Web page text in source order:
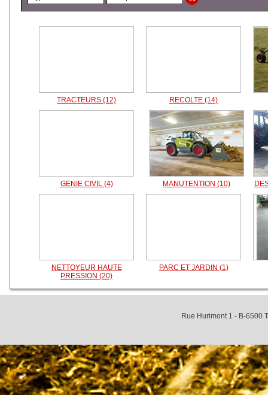
TRACTEURS (12) RECOLTE (14)
GENIE CIVIL (4) MANUTENTION (10)
NETTOYEUR HAUTE
PRESSION (20)
PARC ET JARDIN (1)
Rue Hurimont 1 - B-6500